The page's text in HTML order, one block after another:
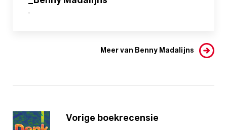
-
Meer van Benny Madalijns
Vorige boekrecensie